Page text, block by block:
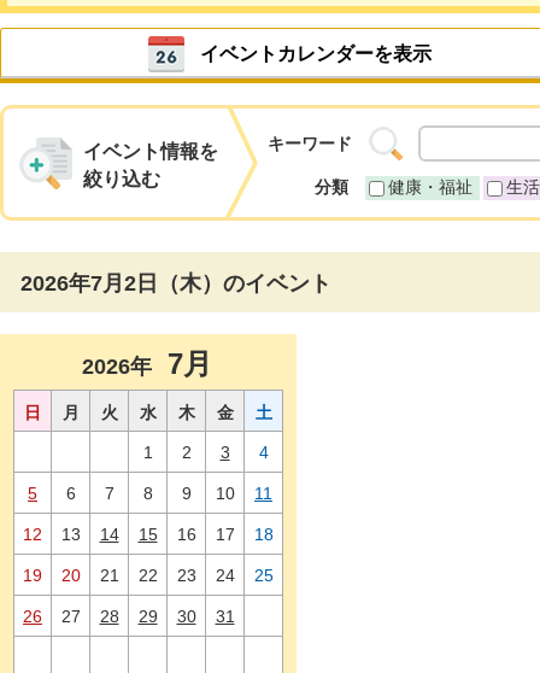
イベントカレンダーを表示
イベント情報を
絞り込む
キーワード
分類 健康・福祉 生活
2026年7月2日（木）のイベント
2026年 7月
日 月 火 水 木 金 土
1 2 3 4
5 6 7 8 9 10 11
12 13 14 15 16 17 18
19 20 21 22 23 24 25
26 27 28 29 30 31